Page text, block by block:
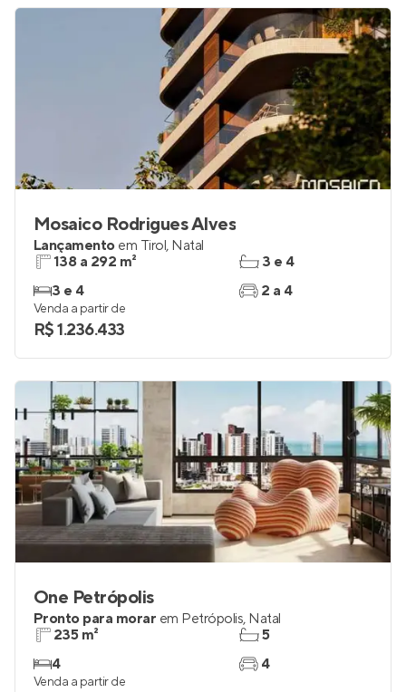
Mosaico Rodrigues Alves
Lançamento em Tirol, Natal
138 a 292 m²
3 e 4
3 e 4
2 a 4
Venda a partir de
R$ 1.236.433
One Petrópolis
Pronto para morar em Petrópolis, Natal
235 m²
4
5
4
Venda a partir de